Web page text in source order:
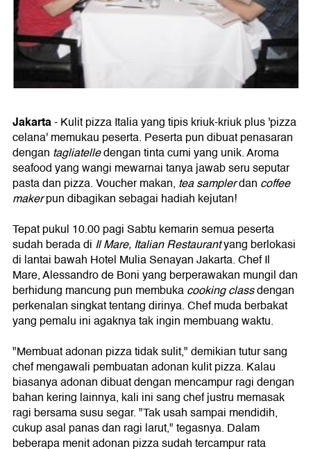
Jakarta- Kulit pizza Italia yang tipis kriuk-kriuk plus 'pizza
celana' memukau peserta. Peserta pun dibuat penasaran
dengan tagliatelledengan tinta cumi yang unik. Aroma
seafood yang wangi mewarnai tanya jawab seru seputar
pasta dan pizza. Voucher makan, tea samplerdan coffee
makerpun dibagikan sebagai hadiah kejutan!
Tepat pukul 10.00 pagi Sabtu kemarin semua peserta
sudah berada di Il Mare, Italian Restaurantyang berlokasi
di lantai bawah Hotel Mulia Senayan Jakarta. Chef Il
Mare, Alessandro de Boni yang berperawakan mungil dan
berhidung mancung pun membukacooking classdengan
perkenalan singkat tentang dirinya. Chef muda berbakat
yang pemalu ini agaknya tak ingin membuang waktu.
"Membuat adonan pizza tidak sulit," demikian tutur sang
chef mengawali pembuatan adonan kulit pizza. Kalau
biasanya adonan dibuat dengan mencampur ragi dengan
bahan kering lainnya, kali ini sang chef justru memasak
ragi bersama susu segar. "Tak usah sampai mendidih,
cukup asal panas dan ragi larut," tegasnya. Dalam
beberapa menit adonan pizza sudah tercampur rata